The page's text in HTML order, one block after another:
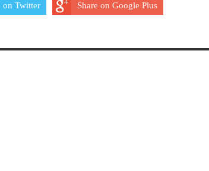
on Twitter Share on Google Plus